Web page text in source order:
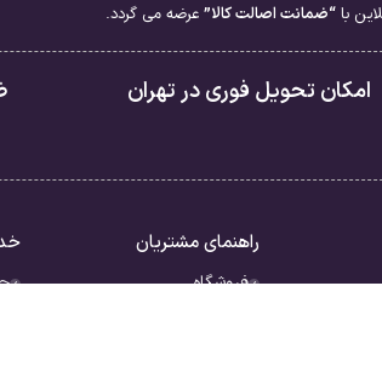
با“ضمانت اصالت کالا” عرضه می گردد.
امکان تحویل فوری در تهران
راهنمای مشتریان
فروشگاه